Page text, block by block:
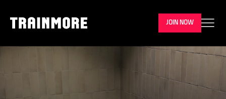
JOIN NOW